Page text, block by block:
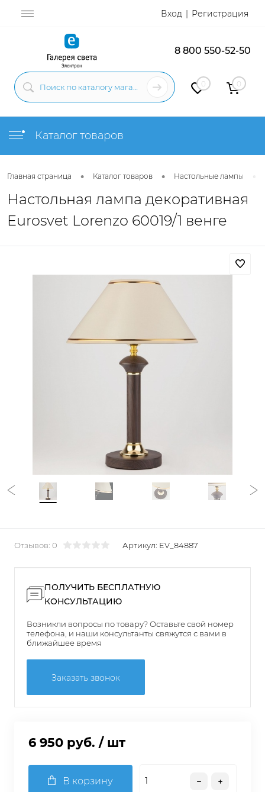
Вход Регистрация
8 800 550-52-50
0 0
Каталог товаров
Главная страница • Каталог товаров • Настольные лампы
Настольная лампа декоративная
Eurosvet Lorenzo 60019/1 венге
Отзывов: 0 Артикул: EV_84887
ПОЛУЧИТЬ БЕСПЛАТНУЮ
КОНСУЛЬТАЦИЮ
Возникли вопросы по товару? Оставьте свой номер
телефона, и наши консультанты свяжутся с вами в
ближайшее время
Заказать звонок
6 950 руб. / шт
В корзину